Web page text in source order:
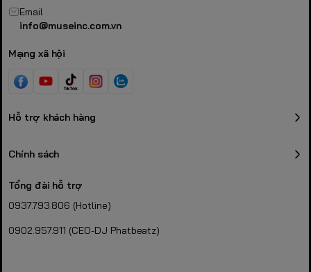
Email
info@museinc.com.vn
Mạng xã hội
Hỗ trợ khách hàng
Chính sách
Tổng đài hỗ trợ
0937.793.806 (Hotline)
0902.957.911 (CEO-DJ Phatbeatz)